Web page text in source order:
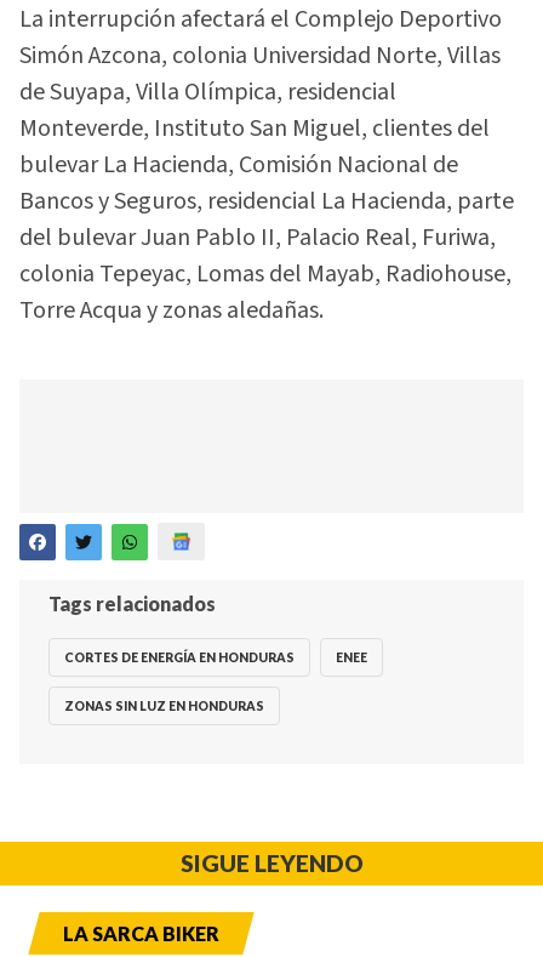
La interrupción afectará el Complejo Deportivo
Simón Azcona, colonia Universidad Norte, Villas
de Suyapa, Villa Olímpica, residencial
Monteverde, Instituto San Miguel, clientes del
bulevar La Hacienda, Comisión Nacional de
Bancos y Seguros, residencial La Hacienda, parte
del bulevar Juan Pablo II, Palacio Real, Furiwa,
colonia Tepeyac, Lomas del Mayab, Radiohouse,
Torre Acqua y zonas aledañas.
Tags relacionados
CORTES DE ENERGÍA EN HONDURAS ENEE
ZONAS SIN LUZ EN HONDURAS
SIGUE LEYENDO
LA SARCA BIKER